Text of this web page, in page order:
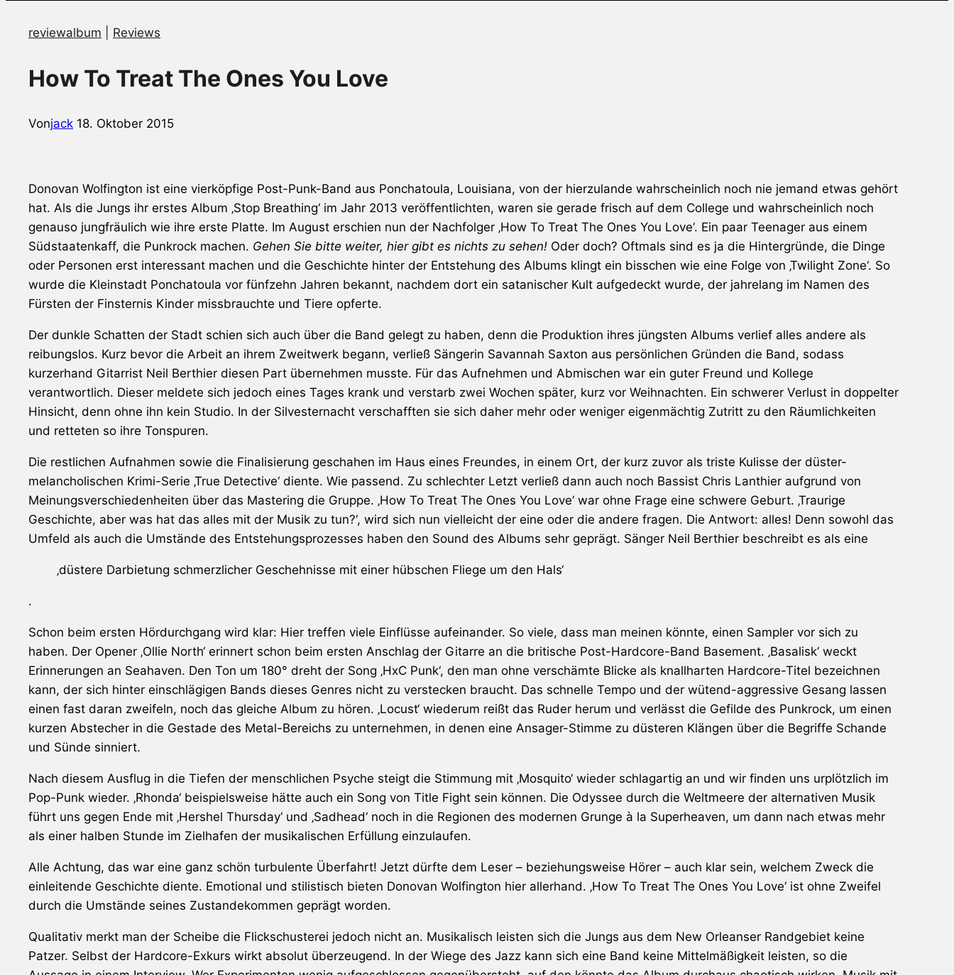
reviewalbum Reviews
How To Treat The Ones You Love
Vonjack 18. Oktober 2015
Donovan Wolfington ist eine vierköpfige Post-Punk-Band aus Ponchatoula, Louisiana, von der hierzulande wahrscheinlich noch nie jemand etwas gehört
hat. Als die Jungs ihr erstes Album ‚Stop Breathing‘ im Jahr 2013 veröffentlichten, waren sie gerade frisch auf dem College und wahrscheinlich noch
genauso jungfräulich wie ihre erste Platte. Im August erschien nun der Nachfolger ‚How To Treat The Ones You Love‘. Ein paar Teenager aus einem
Südstaatenkaff, die Punkrock machen. Gehen Sie bitte weiter, hier gibt es nichts zu sehen! Oder doch? Oftmals sind es ja die Hintergründe, die Dinge
oder Personen erst interessant machen und die Geschichte hinter der Entstehung des Albums klingt ein bisschen wie eine Folge von ‚Twilight Zone‘. So
wurde die Kleinstadt Ponchatoula vor fünfzehn Jahren bekannt, nachdem dort ein satanischer Kult aufgedeckt wurde, der jahrelang im Namen des
Fürsten der Finsternis Kinder missbrauchte und Tiere opferte.
Der dunkle Schatten der Stadt schien sich auch über die Band gelegt zu haben, denn die Produktion ihres jüngsten Albums verlief alles andere als
reibungslos. Kurz bevor die Arbeit an ihrem Zweitwerk begann, verließ Sängerin Savannah Saxton aus persönlichen Gründen die Band, sodass
kurzerhand Gitarrist Neil Berthier diesen Part übernehmen musste. Für das Aufnehmen und Abmischen war ein guter Freund und Kollege
verantwortlich. Dieser meldete sich jedoch eines Tages krank und verstarb zwei Wochen später, kurz vor Weihnachten. Ein schwerer Verlust in doppelter
Hinsicht, denn ohne ihn kein Studio. In der Silvesternacht verschafften sie sich daher mehr oder weniger eigenmächtig Zutritt zu den Räumlichkeiten
und retteten so ihre Tonspuren.
Die restlichen Aufnahmen sowie die Finalisierung geschahen im Haus eines Freundes, in einem Ort, der kurz zuvor als triste Kulisse der düster-
melancholischen Krimi-Serie ‚True Detective‘ diente. Wie passend. Zu schlechter Letzt verließ dann auch noch Bassist Chris Lanthier aufgrund von
Meinungsverschiedenheiten über das Mastering die Gruppe. ‚How To Treat The Ones You Love‘ war ohne Frage eine schwere Geburt. ‚Traurige
Geschichte, aber was hat das alles mit der Musik zu tun?‘, wird sich nun vielleicht der eine oder die andere fragen. Die Antwort: alles! Denn sowohl das
Umfeld als auch die Umstände des Entstehungsprozesses haben den Sound des Albums sehr geprägt. Sänger Neil Berthier beschreibt es als eine
‚düstere Darbietung schmerzlicher Geschehnisse mit einer hübschen Fliege um den Hals‘
.
Schon beim ersten Hördurchgang wird klar: Hier treffen viele Einflüsse aufeinander. So viele, dass man meinen könnte, einen Sampler vor sich zu
haben. Der Opener ‚Ollie North‘ erinnert schon beim ersten Anschlag der Gitarre an die britische Post-Hardcore-Band Basement. ‚Basalisk‘ weckt
Erinnerungen an Seahaven. Den Ton um 180° dreht der Song ‚HxC Punk‘, den man ohne verschämte Blicke als knallharten Hardcore-Titel bezeichnen
kann, der sich hinter einschlägigen Bands dieses Genres nicht zu verstecken braucht. Das schnelle Tempo und der wütend-aggressive Gesang lassen
einen fast daran zweifeln, noch das gleiche Album zu hören. ‚Locust‘ wiederum reißt das Ruder herum und verlässt die Gefilde des Punkrock, um einen
kurzen Abstecher in die Gestade des Metal-Bereichs zu unternehmen, in denen eine Ansager-Stimme zu düsteren Klängen über die Begriffe Schande
und Sünde sinniert.
Nach diesem Ausflug in die Tiefen der menschlichen Psyche steigt die Stimmung mit ‚Mosquito‘ wieder schlagartig an und wir finden uns urplötzlich im
Pop-Punk wieder. ‚Rhonda‘ beispielsweise hätte auch ein Song von Title Fight sein können. Die Odyssee durch die Weltmeere der alternativen Musik
führt uns gegen Ende mit ‚Hershel Thursday‘ und ‚Sadhead‘ noch in die Regionen des modernen Grunge à la Superheaven, um dann nach etwas mehr
als einer halben Stunde im Zielhafen der musikalischen Erfüllung einzulaufen.
Alle Achtung, das war eine ganz schön turbulente Überfahrt! Jetzt dürfte dem Leser – beziehungsweise Hörer – auch klar sein, welchem Zweck die
einleitende Geschichte diente. Emotional und stilistisch bieten Donovan Wolfington hier allerhand. ‚How To Treat The Ones You Love‘ ist ohne Zweifel
durch die Umstände seines Zustandekommen geprägt worden.
Qualitativ merkt man der Scheibe die Flickschusterei jedoch nicht an. Musikalisch leisten sich die Jungs aus dem New Orleanser Randgebiet keine
Patzer. Selbst der Hardcore-Exkurs wirkt absolut überzeugend. In der Wiege des Jazz kann sich eine Band keine Mittelmäßigkeit leisten, so die